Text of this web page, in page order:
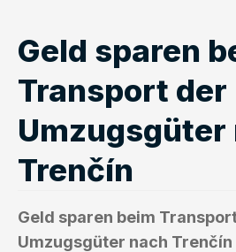
Geld sparen
Transport der
Umzugsgüter
Trenčín
Geld sparen beim
Umzugsgüter nach Trenčín